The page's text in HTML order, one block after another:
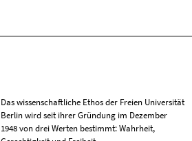
Das wissenschaftliche Ethos der Freien Universität
Berlin wird seit ihrer Gründung im Dezember
1948 von drei Werten bestimmt: Wahrheit,